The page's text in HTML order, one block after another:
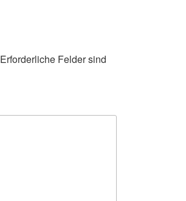
Erforderliche Felder sind